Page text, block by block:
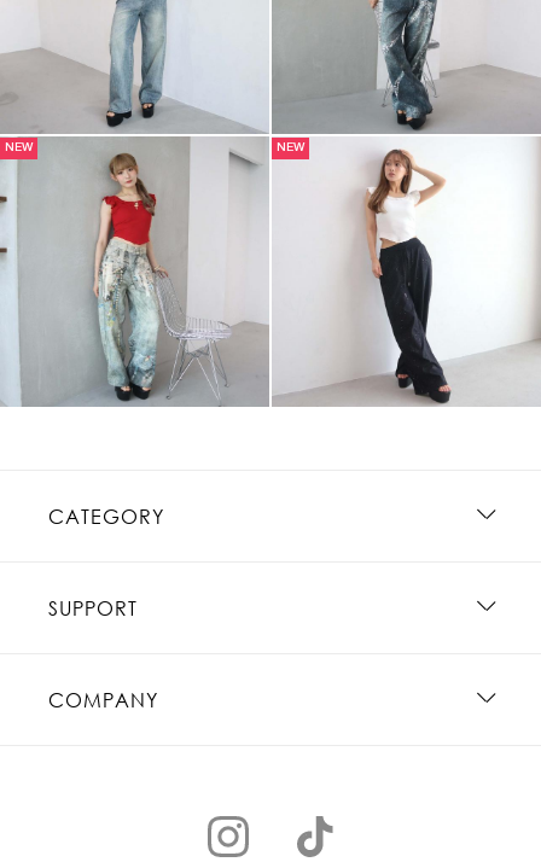
NEW NEW
CATEGORY
SUPPORT
COMPANY